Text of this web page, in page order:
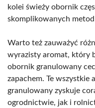
kolei świeży obornik
skomplikowanych metod
Warto też zauważyć
wyrazisty aromat, który
obornik granulowany
zapachem. Te wszystkie
granulowany zyskuje
ogrodnictwie, jak i